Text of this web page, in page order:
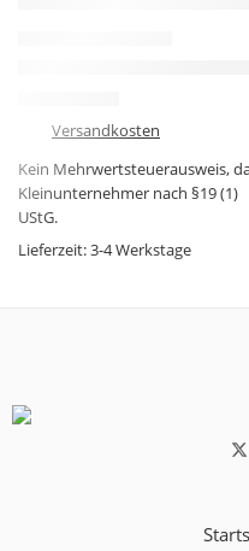
Versandkosten
Kein Mehrwertsteuerausweis,
Kleinunternehmer nach §19 (1)
UStG.
Lieferzeit:3-4 Werkstage